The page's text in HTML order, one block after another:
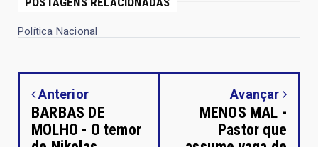
Política Nacional
Anterior
BARBAS DE
MOLHO - O temor
Avançar
MENOS MAL -
Pastor que